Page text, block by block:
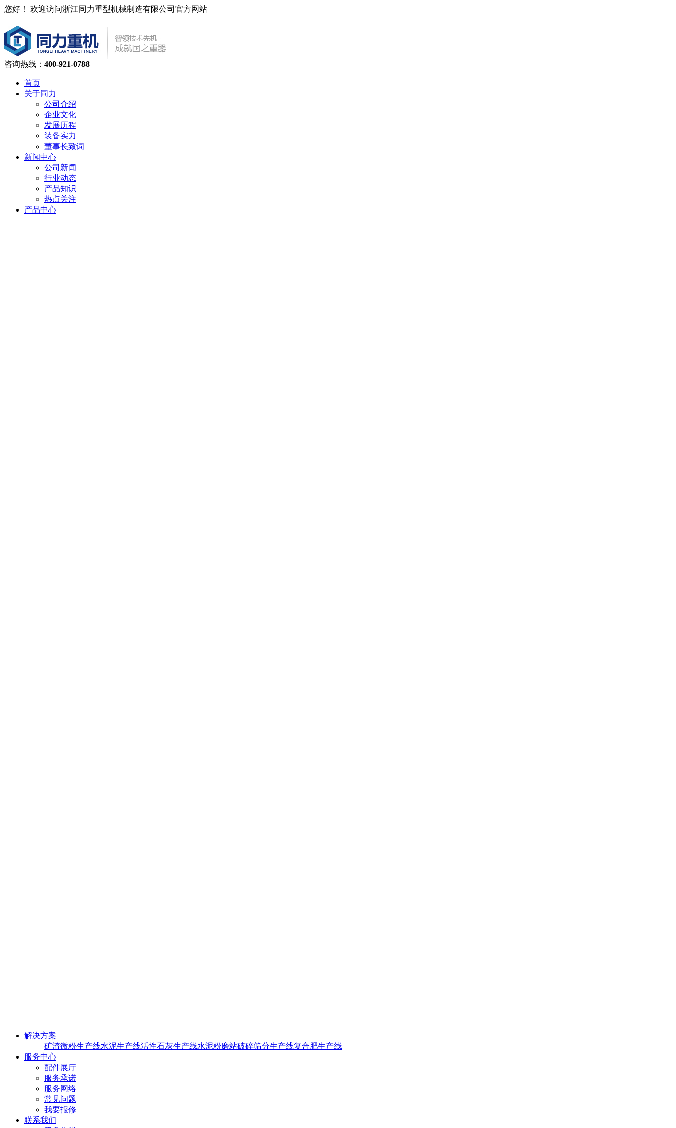
您好！ 欢迎访问浙江同力重型机械制造有限公司官方网站
咨询热线： 400-921-0788
首页
关于同力
公司介绍
企业文化
发展历程
装备实力
董事长致词
新闻中心
公司新闻
行业动态
产品知识
热点关注
产品中心
解决方案
矿渣微粉生产线水泥生产线活性石灰生产线水泥粉磨站破碎筛分生产线复合肥生产线
服务中心
配件展厅
服务承诺
服务网络
常见问题
我要报修
联系我们